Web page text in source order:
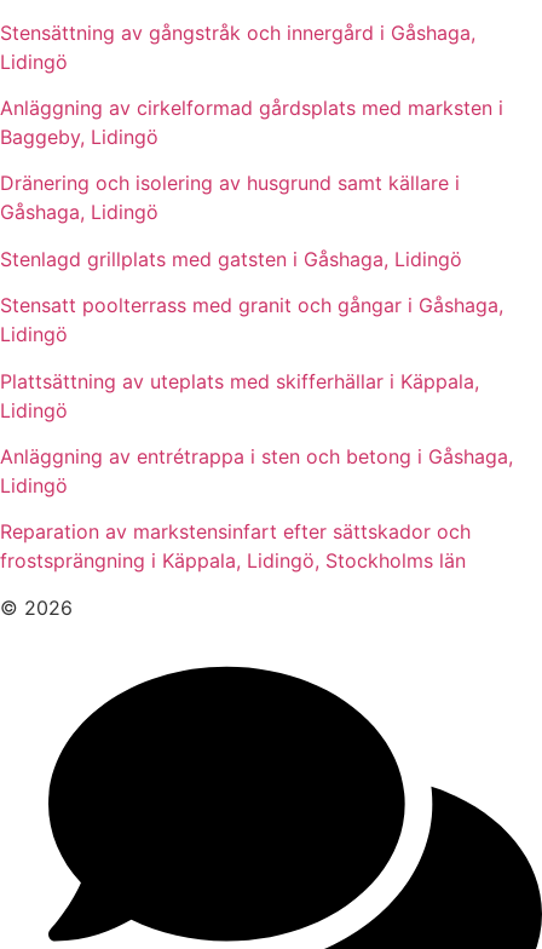
Stensättning av gångstråk och innergård i Gåshaga,
Lidingö
Anläggning av cirkelformad gårdsplats med marksten i
Baggeby, Lidingö
Dränering och isolering av husgrund samt källare i
Gåshaga, Lidingö
Stenlagd grillplats med gatsten i Gåshaga, Lidingö
Stensatt poolterrass med granit och gångar i Gåshaga,
Lidingö
Plattsättning av uteplats med skifferhällar i Käppala,
Lidingö
Anläggning av entrétrappa i sten och betong i Gåshaga,
Lidingö
Reparation av markstensinfart efter sättskador och
frostsprängning i Käppala, Lidingö, Stockholms län
© 2026